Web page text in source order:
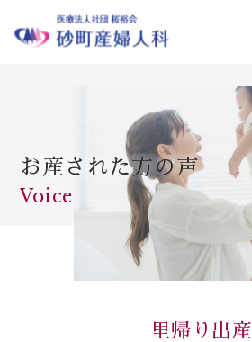
お産された方の声
Voice
里帰り出産